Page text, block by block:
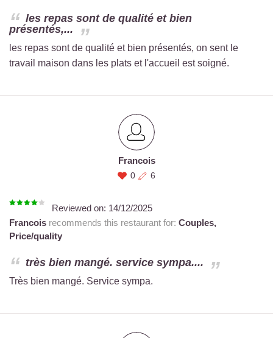
les repas sont de qualité et bien
présentés,...
les repas sont de qualité et bien présentés, on sent le
travail maison dans les plats et l'accueil est soigné.
Francois
0 6
Reviewed on: 14/12/2025
Francois recommends this restaurant for: Couples,
Price/quality
très bien mangé. service sympa....
Très bien mangé. Service sympa.